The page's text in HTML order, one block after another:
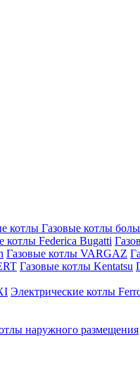
котлы Газовые котлы
котлы Federica Bugatti
Газовые котлы VARGAZ
Газовые котлы Kentatsu
Электрические котлы
наружного размещения